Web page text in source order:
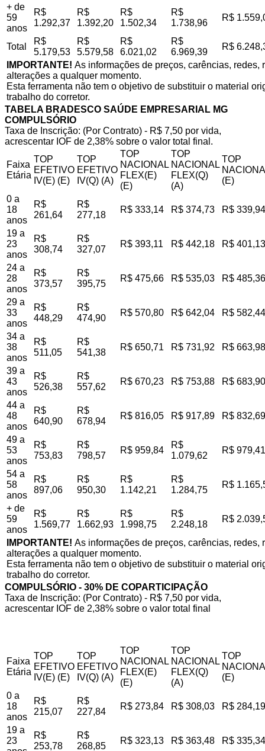
+ de
59
anos
R$
1.292,37
R$
1.392,20
R$
1.502,34
R$
1.738,96
R$
Total
R$
5.179,53
R$
5.579,58
R$
6.021,02
R$
6.969,39
R$
IMPORTANTE! As informações de preços, carências,
alterações a qualquer momento.
Esta ferramenta não tem o objetivo de substituir o material
trabalho do corretor.
TABELA BRADESCO SAÚDE EMPRESARIAL MG
COMPULSÓRIO
Taxa de Inscrição: (Por Contrato) - R$ 7,50 por vida,
acrescentar IOF de 2,38% sobre o valor total final.
Faixa
Etária
TOP
EFETIVO
IV(E) (E)
TOP
EFETIVO
IV(Q) (A)
TOP
NACIONAL
FLEX(E)
(E)
TOP
NACIONAL
FLEX(Q)
(A)
TOP
(E)
0 a
18
anos
R$
261,64
R$
277,18
R$ 333,14 R$ 374,73 R$ 339,94
19 a
23
anos
R$
308,74
R$
327,07
R$ 393,11 R$ 442,18 R$ 401,13
24 a
28
anos
R$
373,57
R$
395,75
R$ 475,66 R$ 535,03 R$ 485,36
29 a
33
anos
R$
448,29
R$
474,90
R$ 570,80 R$ 642,04 R$ 582,44
34 a
38
anos
R$
511,05
R$
541,38
R$ 650,71 R$ 731,92 R$ 663,98
39 a
43
anos
R$
526,38
R$
557,62
R$ 670,23 R$ 753,88 R$ 683,90
44 a
48
anos
R$
640,90
R$
678,94
R$ 816,05 R$ 917,89 R$ 832,69
49 a
53
anos
R$
753,83
R$
798,57
R$ 959,84
R$
1.079,62
R$ 979,41
54 a
58
anos
R$
897,06
R$
950,30
R$
1.142,21
R$
1.284,75
R$
+ de
59
anos
R$
1.569,77
R$
1.662,93
R$
1.998,75
R$
2.248,18
R$
IMPORTANTE! As informações de preços, carências,
alterações a qualquer momento.
Esta ferramenta não tem o objetivo de substituir o material
trabalho do corretor.
COMPULSÓRIO - 30% DE COPARTICIPAÇÃO
Taxa de Inscrição: (Por Contrato) - R$ 7,50 por vida,
acrescentar IOF de 2,38% sobre o valor total final
Faixa
Etária
TOP
EFETIVO
IV(E) (E)
TOP
EFETIVO
IV(Q) (A)
TOP
NACIONAL
FLEX(E)
(E)
TOP
NACIONAL
FLEX(Q)
(A)
TOP
(E)
0 a
18
anos
R$
215,07
R$
227,84
R$ 273,84 R$ 308,03 R$ 284,19
19 a
23
R$
253,78
R$
268,85
R$ 323,13 R$ 363,48 R$ 335,34